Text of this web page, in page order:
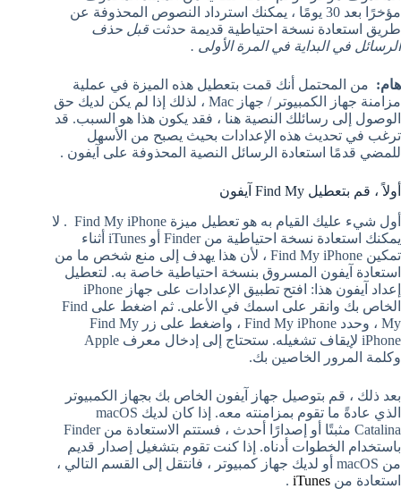
مؤخرًا بعد 30 يومًا ، يمكنك استرداد النصوص المحذوفة عن
طريق استعادة نسخة احتياطية قديمة حدثت قبل حذف
الرسائل في البداية في المرة الأولى .
هام: من المحتمل أنك قمت بتعطيل هذه الميزة في عملية
مزامنة جهاز الكمبيوتر / جهاز Mac ، لذلك إذا لم يكن لديك حق
الوصول إلى رسائلك النصية هنا ، فقد يكون هذا هو السبب. قد
ترغب في تحديث هذه الإعدادات بحيث يصبح من الأسهل
للمضي قدمًا استعادة الرسائل النصية المحذوفة على آيفون .
أولاً ، قم بتعطيل Find My آيفون
أول شيء عليك القيام به هو تعطيل ميزة Find My iPhone
. لا
يمكنك استعادة نسخة احتياطية من Finder أو iTunes أثناء
تمكين Find My iPhone ، لأن هذا يهدف إلى منع شخص ما من
استعادة آيفون المسروق بنسخة احتياطية خاصة به. لتعطيل
إعداد آيفون هذا: افتح تطبيق الإعدادات على جهاز iPhone
الخاص بك وانقر على اسمك في الأعلى. ثم اضغط على Find
My ، وحدد Find My iPhone ، واضغط على زر Find My
iPhone لإيقاف تشغيله. ستحتاج إلى إدخال معرف Apple
وكلمة المرور الخاصين بك.
بعد ذلك ، قم بتوصيل جهاز آيفون الخاص بك بجهاز الكمبيوتر
الذي عادةً ما تقوم بمزامنته معه. إذا كان لديك macOS
Catalina مثبتًا أو إصدارًا أحدث ، فستتم الاستعادة من Finder
باستخدام الخطوات أدناه. إذا كنت تقوم بتشغيل إصدار قديم
من macOS أو لديك جهاز كمبيوتر ، فانتقل إلى القسم التالي ،
استعادة من iTunes
.